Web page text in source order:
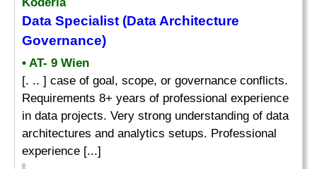
Data Specialist (Data Architecture
Governance)
• AT- 9 Wien
[. .. ] case of goal, scope, or governance conflicts.
Requirements 8+ years of professional experience
in data projects. Very strong understanding of data
architectures and analytics setups. Professional
experience [...]